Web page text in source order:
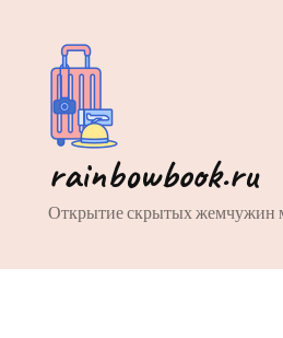
rainbowbook.ru
Открытие скрытых жемчужин